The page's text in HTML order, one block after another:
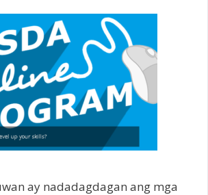
ay nadadagdagan ang mga